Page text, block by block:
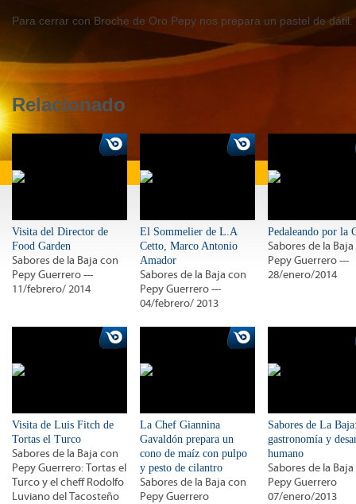
Para cerrar con Broche de Oro Pepy nos prepara un pastel de dátil.
Relacionado
Visita del Director de
Food Garden
Sabores de la Baja con
Pepy Guerrero ---
11/febrero/ 2014
El Sommelier de L.A
Cetto, Marco Antonio
Amador
Sabores de la Baja con
Pepy Guerrero ---
04/febrero/ 2013
Pedaleando por la
Sabores de la
Pepy Guerrero ---
28/enero/2014
Visita de Luis Fitch de
Tortas el Turco
Sabores de la Baja con
Pepy Guerrero: Tortas el
Turco y el cheff Rodolfo
Luviano del Tacosteño
La Chef Giannina
Gavaldón prepara un
cono de maíz con pulpo
y pesto de cilantro
Sabores de la Baja con
Pepy Guerrero
Sabores de La
gastronomía y
humano
Sabores de la
Pepy Guerrero
07/enero/2013